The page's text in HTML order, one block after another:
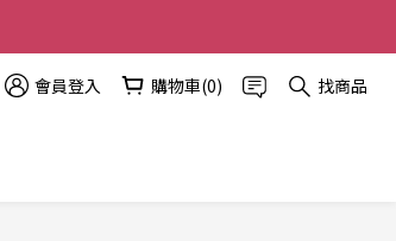
會員登入 購物車(0) 找商品